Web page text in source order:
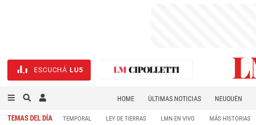
ESCUCHÁ LU5
HOME ÚLTIMAS NOTICIAS NEUQUÉN
TEMAS DEL DÍA TEMPORAL LEY DE TIERRAS LMN EN VIVO MÁS HISTORIAS